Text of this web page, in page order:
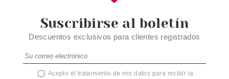
Suscribirse al boletín
Descuentos exclusivos para clientes registrados
Acepto el tratamiento de mis datos para recibir la